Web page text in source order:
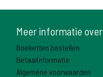
Meer informatie over
Boeketten bestellen
Betaalinformatie
Algemene voorwaarden